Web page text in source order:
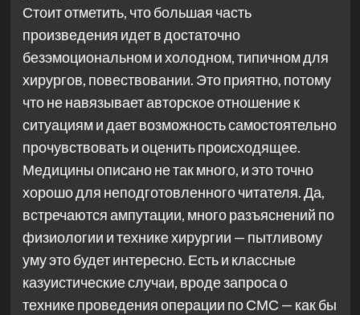
Стоит отметить, что большая часть
произведения идет в достаточно
безэмоциональном и холодном, типичном для
хирургов, повествовании. Это приятно, потому
что не навязывает авторское отношение к
ситуациям и дает возможность самостоятельно
прочувствовать и оценить происходящее.
Медицины описано не так много, и это точно
хорошо для неподготовленного читателя. Да,
встречаются ампутации, много разъяснений по
физиологии и технике хирургии — пытливому
уму это будет интересно. Есть и классные
казуистические случаи, вроде запроса о
технике проведения операции по СМС — как бы